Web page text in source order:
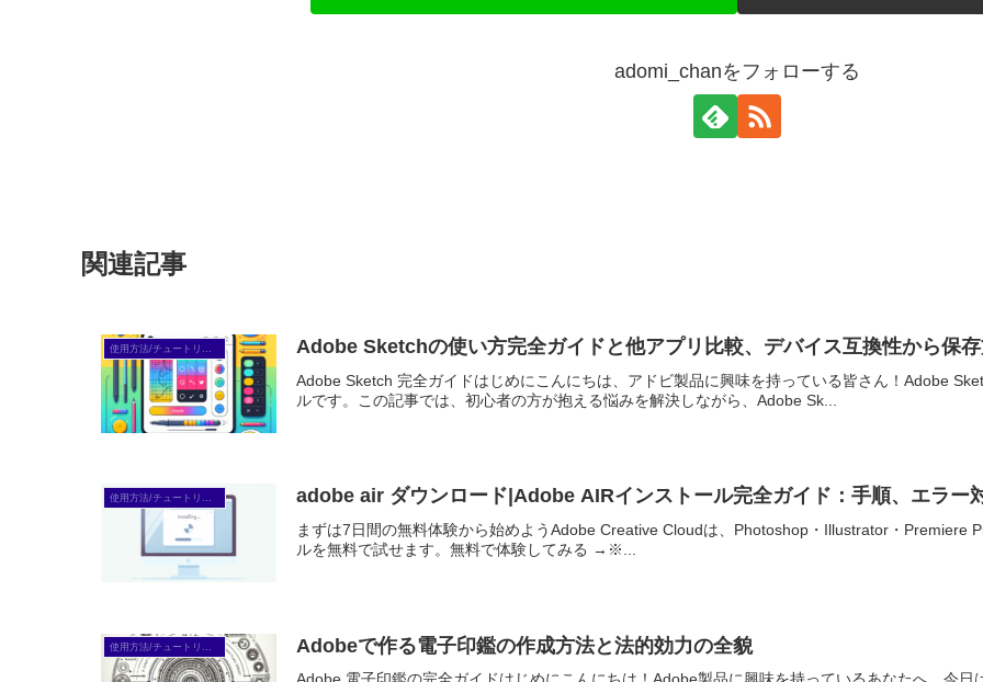
adomi_chanをフォローする
関連記事
Adobe Sketchの使い方完全ガイドと他アプリ比較、デバイス互換性から保
Adobe Sketch 完全ガイドはじめにこんにちは、アドビ製品に興味を持っている皆さん！Adobe
ルです。この記事では、初心者の方が抱える悩みを解決しながら、Adobe Sk...
adobe air ダウンロード|Adobe AIRインストール完全ガイド：手順、エラー
まずは7日間の無料体験から始めようAdobe Creative Cloudは、Photoshop・Illustrator・Premiere
ルを無料で試せます。無料で体験してみる →※...
Adobeで作る電子印鑑の作成方法と法的効力の全貌
Adobe 電子印鑑の完全ガイドはじめにこんにちは！Adobe製品に興味を持っているあなたへ、今